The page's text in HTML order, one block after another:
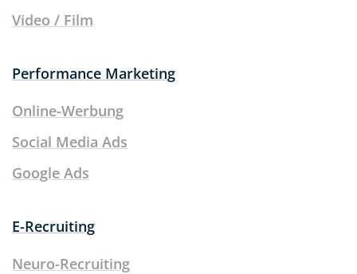
Video / Film
Performance Marketing
Online-Werbung
Social Media Ads
Google Ads
E-Recruiting
Neuro-Recruiting